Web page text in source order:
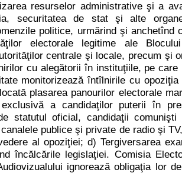
resurselor administrative şi a
securitatea de stat şi alte
politice, urmărind şi anchetînd
electorale legitime ale
centrale şi locale, precum şi
cu alegătorii în instituţiile, pe
monitorizează întîlnirile cu
plasarea panourilor electorale
a candidaţilor puterii în
statutul oficial, candidaţii
publice şi private de radio şi
al opoziţiei; d) Tergiversarea
încălcările legislaţiei. Comisia
ignorează obligaţia lor